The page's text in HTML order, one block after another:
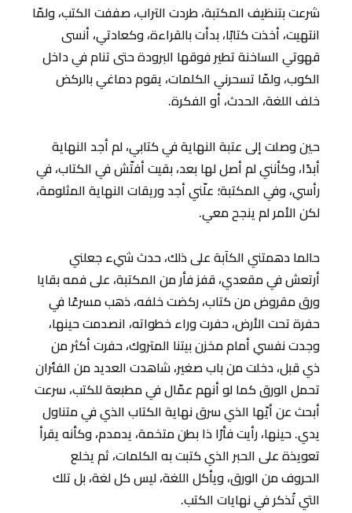
شرعت بتنظيف المكتبة، طردت التراب، صففت الكتب، ولمّا
انتهيت، أخذت كتابًا، بدأت بالقراءة، وكعادتي، أنسى
قهوتي الساخنة تطير فوقها البرودة حتى تنام في داخل
الكوب، ولمّا تسحرني الكلمات، يقوم دماغي بالركض
خلف اللغة، الحدث، أو الفكرة.
حين وصلت إلى عتبة النهاية في كتابي، لم أجد النهاية
أبدًا، وكأنني لم أصل لها بعد، بقيت أفتّش في الكتاب، في
رأسي، وفي المكتبة؛ علّني أجد وريقات النهاية المثلومة،
لكن الأمر لم ينجح معي.
حالما دهمتني الكآبة على ذلك، حدث شيء جعلني
أرتعش في مقعدي، قفز فأر من المكتبة، على فمه بقايا
ورق مقروض من كتاب، ركضت خلفه، ذهب مسرعًا في
حفرة تحت الأرض، حفرت وراء خطواته، انصدمت حينها،
وجدت نفسي أمام مخزن بيتنا المتروك، حفرت أكثر من
ذي قبل، دخلت من باب صغير، شاهدت العديد من الفئران
تحمل الورق كما لو أنهم عمّال في مطبعة للكتب، سرعت
أبحث عن أيّها الذي سرق نهاية الكتاب الذي في متناول
يدي. حينها، رأيت فأرًا ذا بطن متخمة، يدمدم، وكأنه يقرأ
تعويذة على الحبر الذي كتبت به الكلمات، ثم يخلع
الحروف من الورق، ويأكل اللغة، ليس كل لغة، بل تلك
التي تُذكر في نهايات الكتب.